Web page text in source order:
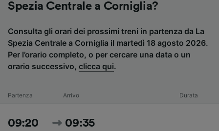
Spezia Centrale a Corniglia?
Consulta gli orari dei prossimi treni in partenza da La
Spezia Centrale a Corniglia il martedì 18 agosto 2026.
Per l’orario completo, o per cercare una data o un
orario successivo, clicca qui.
Partenza Arrivo Durata
09:20 09:35